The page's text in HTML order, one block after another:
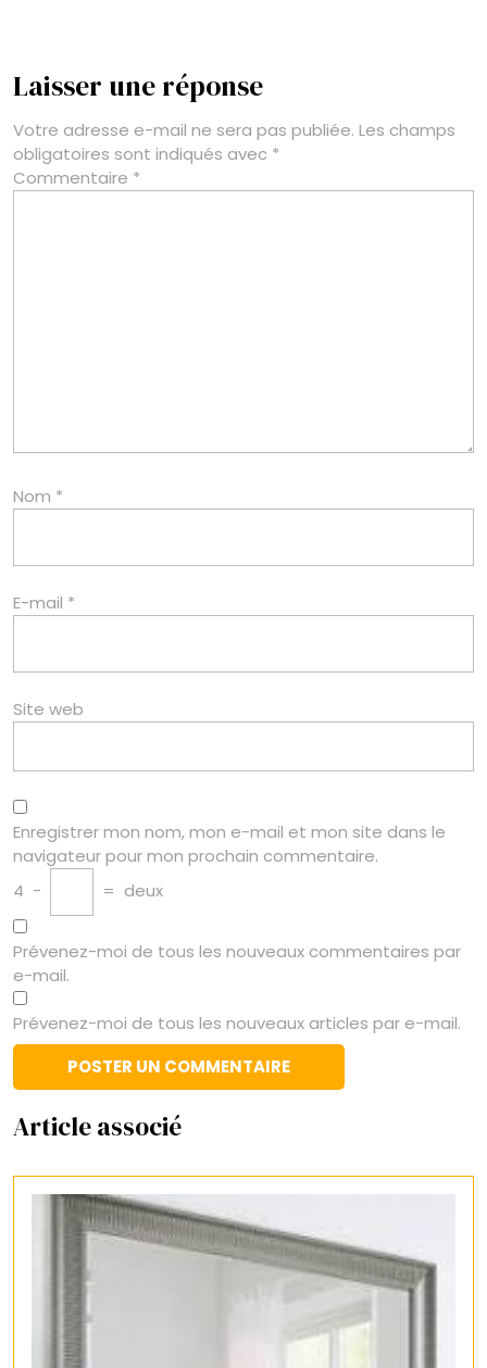
Laisser une réponse
Votre adresse e-mail ne sera pas publiée. Les champs
obligatoires sont indiqués avec *
Commentaire *
Nom *
E-mail *
Site web
Enregistrer mon nom, mon e-mail et mon site dans le
navigateur pour mon prochain commentaire.
4 − = deux
Prévenez-moi de tous les nouveaux commentaires par
e-mail.
Prévenez-moi de tous les nouveaux articles par e-mail.
Article associé